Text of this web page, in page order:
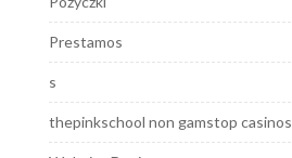
Prestamos
s
thepinkschool non gamstop casinos